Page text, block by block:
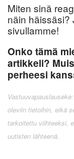
Miten sinä
näin häissäsi?
sivullamme!
Onko tämä
artikkeli?
perheesi
oleviin tietoihin, eikä
tarkoitettu viihteeksi,
uutisten lähteenä.